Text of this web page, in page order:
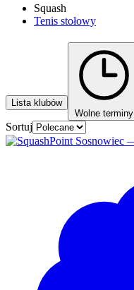
Squash
Tenis stołowy
Lista klubów
Wolne terminy
Sortuj